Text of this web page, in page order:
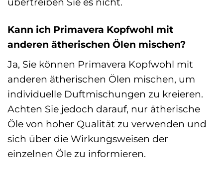
Kann ich Primavera Kopfwohl mit
anderen ätherischen Ölen mischen?
Ja, Sie können Primavera Kopfwohl mit
anderen ätherischen Ölen mischen, um
individuelle Duftmischungen zu kreieren.
Achten Sie jedoch darauf, nur ätherische
Öle von hoher Qualität zu verwenden und
sich über die Wirkungsweisen der
einzelnen Öle zu informieren.